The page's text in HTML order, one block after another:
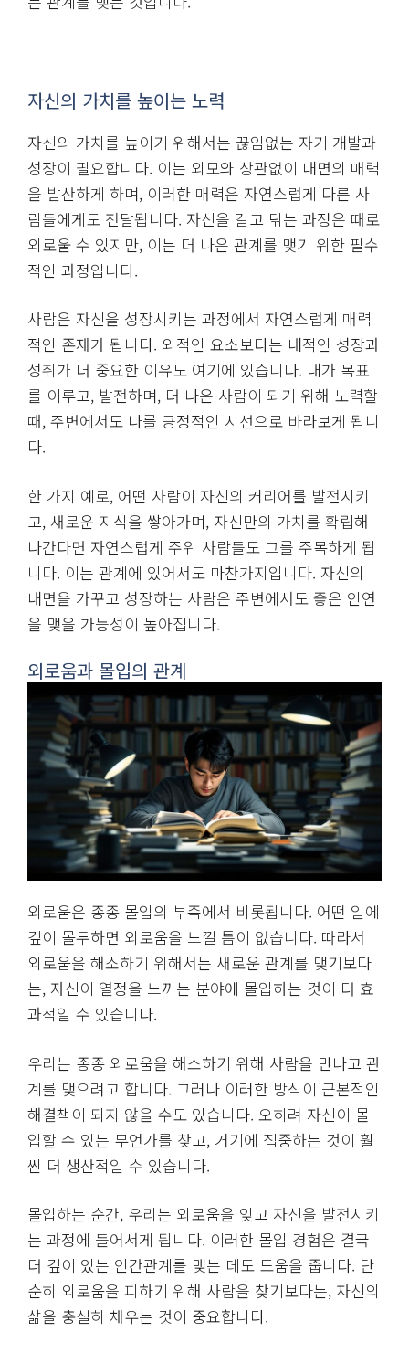
합니다. 모든 사람과의 관계를 유지하기보다는, 나의
관계의 질이 중요한 이유는 우리의 삶에 미치는 영향이
크기 때문입니다. 인간관계는 단순한 친분을 넘어 우리
의 가치관, 태도, 사고방식에도 영향을 줍니다. 따라서
무리해서 모든 관계를 유지하기보다는, 나에게 도움이
되는 관계를 선별하는 것이 중요합니다.
특히 우리 사회에서는 ‘사회성이 중요하다’는 말이 강
조되면서, 누구와도 좋은 관계를 유지해야 한다는 압박
을 받곤 합니다. 하지만 진정한 인간관계란 무조건적으
로 관계를 이어가는 것이 아니라, 필요에 따라 건강한
거리두기를 유지하며 서로에게 좋은 영향을 미칠 수 있
는 관계를 맺는 것입니다.
자신의 가치를 높이는 노력
자신의 가치를 높이기 위해서는 끊임없는 자기 개발과
성장이 필요합니다. 이는 외모와 상관없이 내면의 매력
을 발산하게 하며, 이러한 매력은 자연스럽게 다른 사
람들에게도 전달됩니다. 자신을 갈고 닦는 과정은 때로
외로울 수 있지만, 이는 더 나은 관계를 맺기 위한 필수
적인 과정입니다.
사람은 자신을 성장시키는 과정에서 자연스럽게 매력
적인 존재가 됩니다. 외적인 요소보다는 내적인 성장과
성취가 더 중요한 이유도 여기에 있습니다. 내가 목표
를 이루고, 발전하며, 더 나은 사람이 되기 위해 노력할
때, 주변에서도 나를 긍정적인 시선으로 바라보게 됩니
한 가지 예로, 어떤 사람이 자신의 커리어를 발전시키
고, 새로운 지식을 쌓아가며, 자신만의 가치를 확립해
나간다면 자연스럽게 주위 사람들도 그를 주목하게 됩
니다. 이는 관계에 있어서도 마찬가지입니다. 자신의